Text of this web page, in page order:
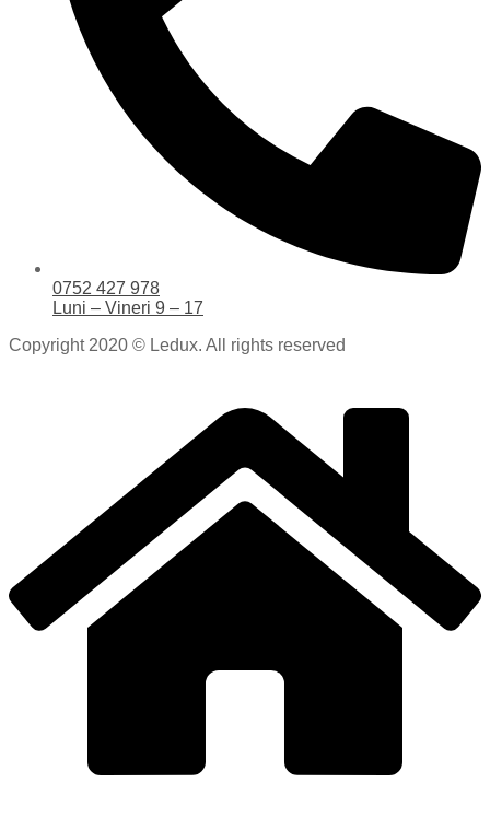
0752 427 978
Luni – Vineri 9 – 17
Copyright 2020 © Ledux. All rights reserved